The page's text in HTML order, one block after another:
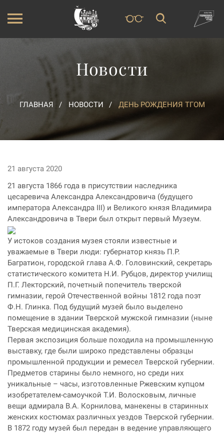
Новости
ГЛАВНАЯ НОВОСТИ ДЕНЬ РОЖДЕНИЯ ТГОМ
21 августа 2020
21 августа 1866 года в присутствии наследника
цесаревича Александра Александровича (будущего
императора Александра III) и Великого князя Владимира
Александровича в Твери был открыт первый Музеум.
У истоков создания музея стояли известные и
уважаемые в Твери люди: губернатор князь П.Р.
Багратион, городской глава А.Ф. Головинский, секретарь
статистического комитета Н.И. Рубцов, директор училищ
П.Г. Лекторский, почетный попечитель тверской
гимназии, герой Отечественной войны 1812 года поэт
Ф.Н. Глинка. Под будущий музей было выделено
помещение в здании Тверской мужской гимназии (ныне
Тверская медицинская академия).
Первая экспозиция больше походила на промышленную
выставку, где были широко представлены образцы
промышленной продукции и ремесел Тверской губернии.
Предметов старины было немного, но среди них
уникальные – часы, изготовленные Ржевским купцом
изобретателем-самоучкой Т.И. Волосковым, личные
вещи адмирала В.А. Корнилова, манекены в старинных
женских костюмах различных уездов Тверской губернии.
В 1872 году музей был передан в ведение управляющего